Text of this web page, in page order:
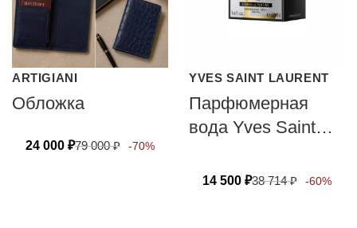
ARTIGIANI
Обложка
24 000 ₽79 000₽ -70%
YVES SAINT LAURENT
Парфюмерная
вода Yves Saint
ABSOLU PLATINE
14 500 ₽38 714₽ -60%